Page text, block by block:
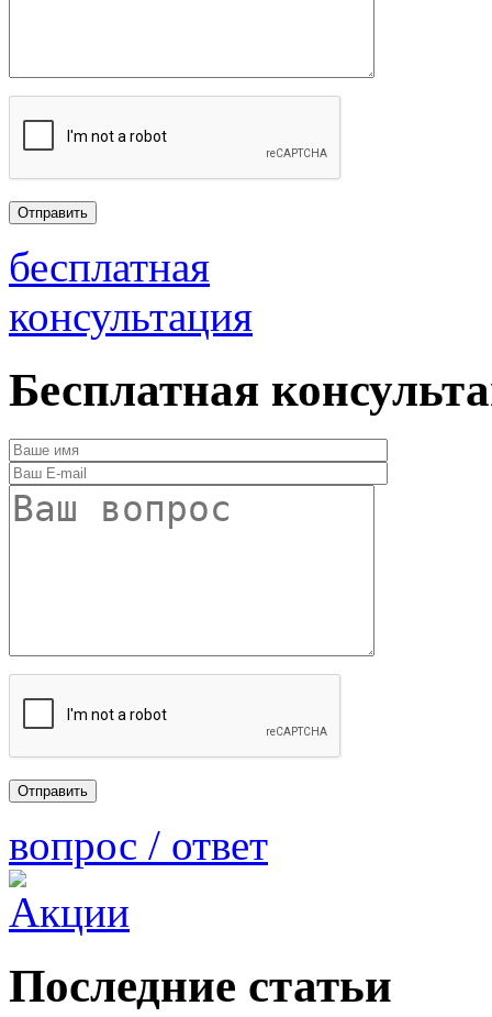
бесплатная
консультация
Бесплатная
вопрос / ответ
Последние статьи